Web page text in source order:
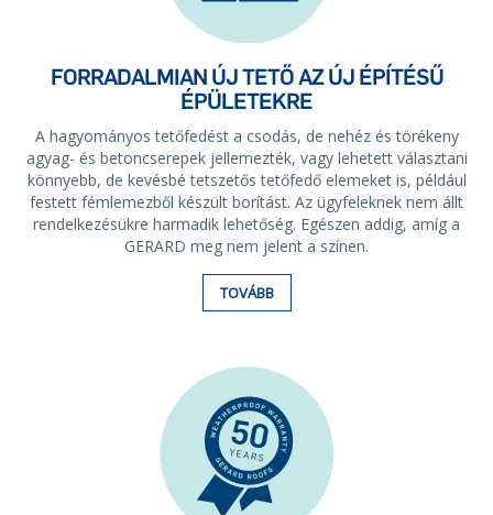
FORRADALMIAN ÚJ TETŐ AZ ÚJ ÉPÍTÉSŰ
ÉPÜLETEKRE
A hagyományos tetőfedést a csodás, de nehéz és törékeny
agyag- és betoncserepek jellemezték, vagy lehetett választani
könnyebb, de kevésbé tetszetős tetőfedő elemeket is, például
festett fémlemezből készült borítást. Az ügyfeleknek nem állt
rendelkezésükre harmadik lehetőség. Egészen addig, amíg a
GERARD meg nem jelent a színen.
TOVÁBB